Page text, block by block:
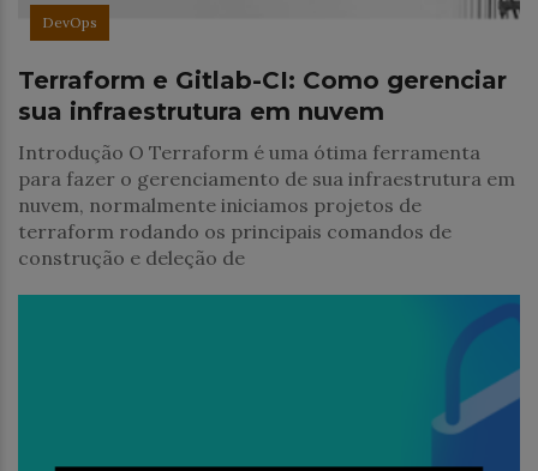
DevOps
Terraform e Gitlab-CI: Como gerenciar
sua infraestrutura em nuvem
Introdução O Terraform é uma ótima ferramenta
para fazer o gerenciamento de sua infraestrutura em
nuvem, normalmente iniciamos projetos de
terraform rodando os principais comandos de
construção e deleção de